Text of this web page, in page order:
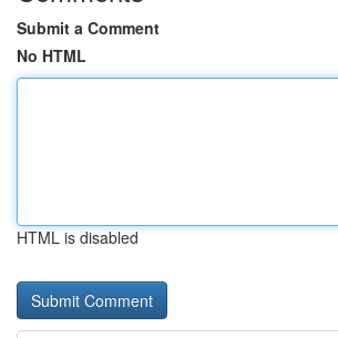
Submit a Comment
No HTML
HTML is disabled